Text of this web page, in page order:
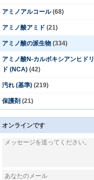
アミノアルコール (68)
アミノ酸アミド (21)
アミノ酸の派生物 (334)
アミノ酸N-カルボキシアンヒドリ
ド (NCA) (42)
汚れ (基準) (219)
保護剤 (21)
オンラインです